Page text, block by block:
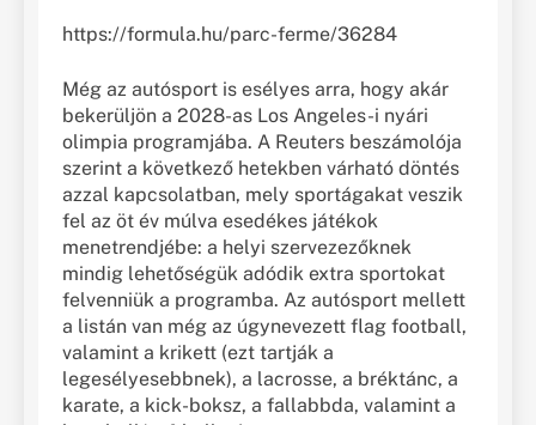
https://formula.hu/parc-ferme/36284
Még az autósport is esélyes arra, hogy akár
bekerüljön a 2028-as Los Angeles-i nyári
olimpia programjába. A Reuters beszámolója
szerint a következő hetekben várható döntés
azzal kapcsolatban, mely sportágakat veszik
fel az öt év múlva esedékes játékok
menetrendjébe: a helyi szervezezőknek
mindig lehetőségük adódik extra sportokat
felvenniük a programba. Az autósport mellett
a listán van még az úgynevezett flag football,
valamint a krikett (ezt tartják a
legesélyesebbnek), a lacrosse, a bréktánc, a
karate, a kick-boksz, a fallabbda, valamint a